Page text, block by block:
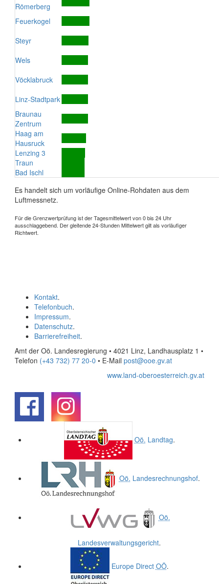
Römerberg
Feuerkogel
Steyr
Wels
Vöcklabruck
Linz-Stadtpark
Braunau
Zentrum
Haag am
Hausruck
Lenzing 3
Traun
Bad Ischl
Es handelt sich um vorläufige Online-Rohdaten aus dem
Luftmessnetz.
Für die Grenzwertprüfung ist der Tagesmittelwert von 0 bis 24 Uhr
ausschlaggebend. Der gleitende 24-Stunden Mittelwert gilt als vorläufiger
Richtwert.
Kontakt.
Telefonbuch.
Impressum.
Datenschutz.
Barrierefreiheit.
Amt der Oö. Landesregierung • 4021 Linz, Landhausplatz 1 •
Telefon (+43 732) 77 20-0 • E-Mail post@ooe.gv.at
www.land-oberoesterreich.gv.at
Oö. Landtag.
Oö. Landesrechnungshof.
Oö.
Landesverwaltungsgericht.
Europe Direct OÖ.